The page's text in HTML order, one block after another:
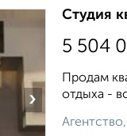
›
Студия
5 504
Продам
отдыха -